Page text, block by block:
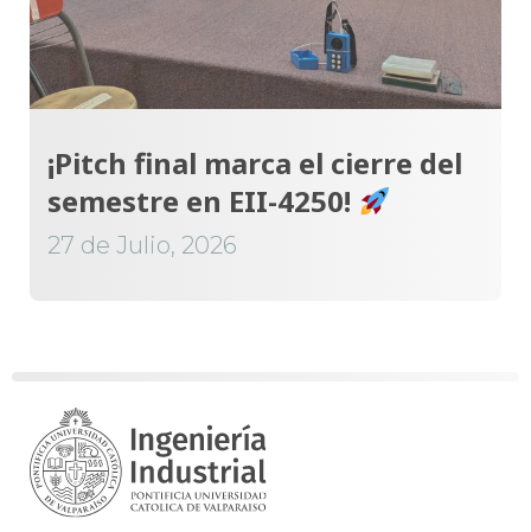
¡Pitch final marca el cierre del
semestre en EII-4250!
27 de Julio, 2026